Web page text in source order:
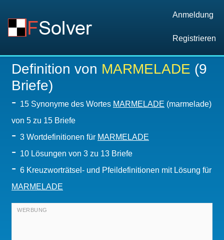
Anmeldung
Registrieren
Definition von MARMELADE (9
Briefe)
- 15 Synonyme des Wortes MARMELADE (marmelade)
von 5 zu 15 Briefe
- 3 Wortdefinitionen für MARMELADE
- 10 Lösungen von 3 zu 13 Briefe
- 6 Kreuzworträtsel- und Pfeildefinitionen mit Lösung für
MARMELADE